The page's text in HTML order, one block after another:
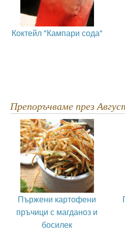
Коктейл "Кампари сода"
Препоръчваме през
Пържени картофени
пръчици с магданоз и
босилек